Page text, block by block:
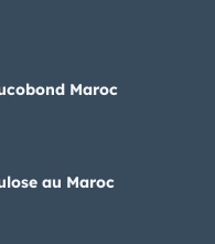
Maroc
au Maroc